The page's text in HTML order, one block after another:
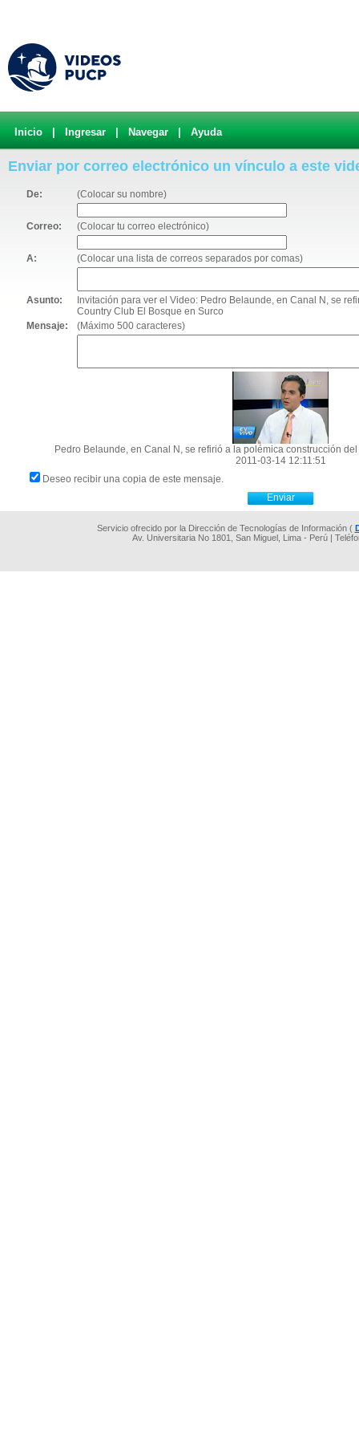
Inicio Ingresar Navegar Ayuda
Enviar por correo electrónico un vínculo a este
De: (Colocar su nombre)
Correo: (Colocar tu correo electrónico)
A: (Colocar una lista de correos separados por comas)
Asunto:
Invitación para ver el Video: Pedro Belaunde, en Canal N, se
Country Club El Bosque en Surco
Mensaje:
(Máximo 500 caracteres)
Pedro Belaunde, en Canal N, se refirió a la polémica construcción
2011-03-14 12:11:51
Deseo recibir una copia de este mensaje.
Servicio ofrecido por la Dirección de Tecnologías de Información (
Av. Universitaria No 1801, San Miguel, Lima - Perú |